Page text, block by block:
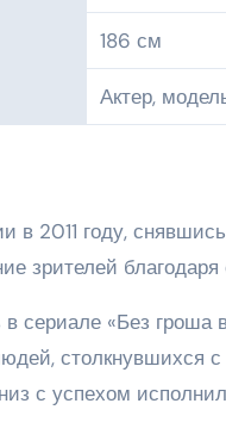
186 см
Актер,
в 2011 году,
зрителей
сериале «Без
с успехом